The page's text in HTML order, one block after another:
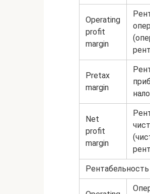
Operating
profit
margin
Pretax
margin
Net
profit
margin